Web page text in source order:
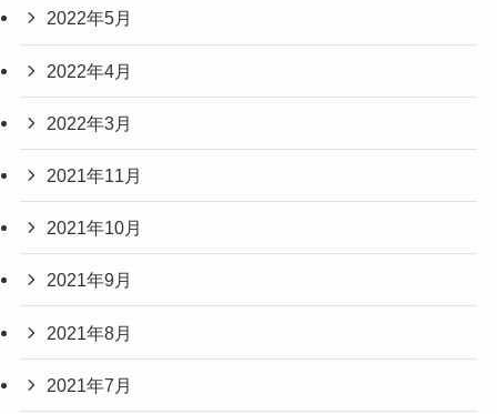
2022年5月
2022年4月
2022年3月
2021年11月
2021年10月
2021年9月
2021年8月
2021年7月